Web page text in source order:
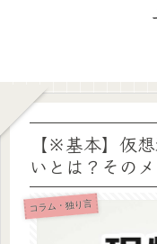
【※基本】仮
いとは？その
コラム・独り言